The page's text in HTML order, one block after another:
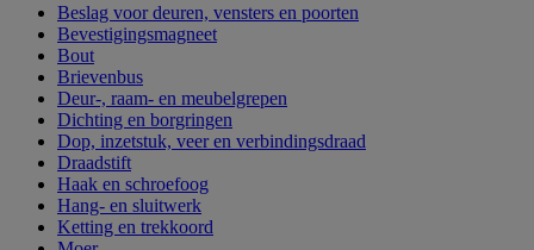
Beslag voor deuren, vensters en poorten
Bevestigingsmagneet
Bout
Brievenbus
Deur-, raam- en meubelgrepen
Dichting en borgringen
Dop, inzetstuk, veer en verbindingsdraad
Draadstift
Haak en schroefoog
Hang- en sluitwerk
Ketting en trekkoord